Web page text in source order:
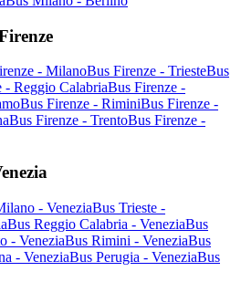
- MilanoBus Firenze - TriesteBus
- Reggio CalabriaBus Firenze -
Bus Firenze - RiminiBus Firenze -
Bus Firenze - TrentoBus Firenze -
- VeneziaBus Trieste -
Bus Reggio Calabria - VeneziaBus
- VeneziaBus Rimini - VeneziaBus
- VeneziaBus Perugia - VeneziaBus